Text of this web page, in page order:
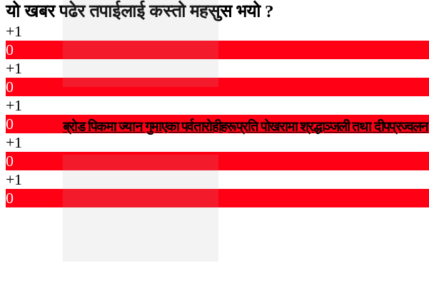
ब्रोड पिकमा ज्यान गुमाएका पर्वतारोहीहरूप्रति पोखरामा श्रद्धाञ्जली तथा दीपप्रज्वलन
यो खबर पढेर तपाईलाई कस्तो महसुस भयो ?
+1
0
+1
0
+1
0
+1
0
+1
0